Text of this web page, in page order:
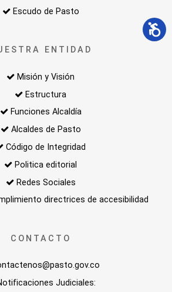
Escudo de Pasto
ENTIDAD
Misión y Visión
Estructura
Funciones Alcaldía
Alcaldes de Pasto
Código de Integridad
Politica editorial
Redes Sociales
directrices de accesibilidad
CONTACTO
Judiciales: